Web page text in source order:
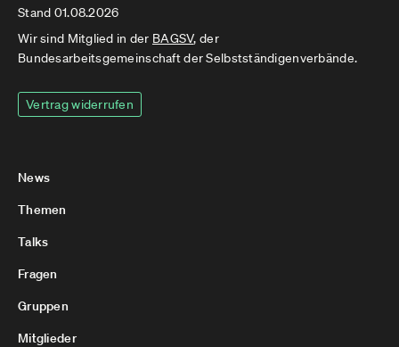
Stand 01.08.2026
Wir sind Mitglied in der BAGSV, der
Bundesarbeitsgemeinschaft der Selbstständigenverbände.
Vertrag widerrufen
News
Themen
Talks
Fragen
Gruppen
Mitglieder